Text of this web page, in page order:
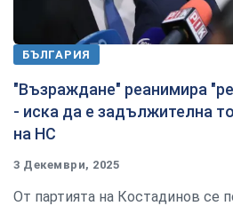
БЪЛГАРИЯ
"Възраждане" реанимира
- иска да е задължителна
на НС
3 Декември, 2025
От партията на Костадинов се